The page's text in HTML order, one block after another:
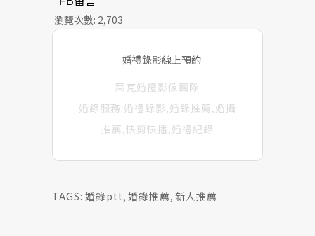
瀏覽次數: 2,703
婚禮錄影線上預約
萊克婚禮影像團隊
婚錄服務:婚禮錄影,婚錄推薦,婚攝
推薦,快剪快播,婚禮紀錄
TAGS: 婚錄ptt, 婚錄推薦, 新人推薦